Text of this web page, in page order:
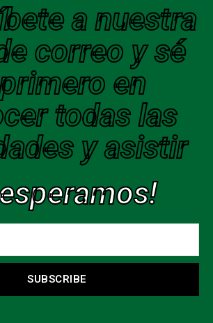
a nuestra
correo y sé
en
todas las
y asistir
SUBSCRIBE